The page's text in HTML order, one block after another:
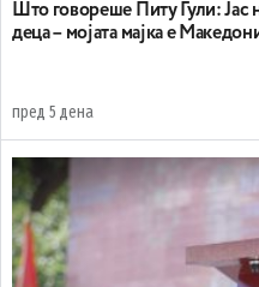
Што говореше Питу Гули: Јас
деца – мојата мајка е
пред 5 дена